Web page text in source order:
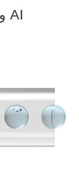
AI و پردازش تصویر